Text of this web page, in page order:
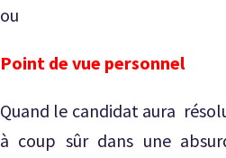
ou
Point de vue personnel
Quand le candidat aura
à coup sûr dans une